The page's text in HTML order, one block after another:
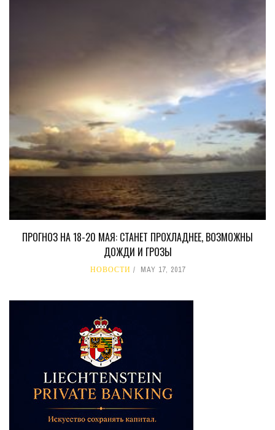
ПРОГНОЗ НА 18-20 МАЯ: СТАНЕТ ПРОХЛАДНЕЕ, ВОЗМОЖНЫ
ДОЖДИ И ГРОЗЫ
НОВОСТИ MAY 17, 2017